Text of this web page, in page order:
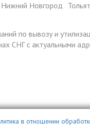
Нижний Новгород
по вывозу и
СНГ с актуальными
в отношении